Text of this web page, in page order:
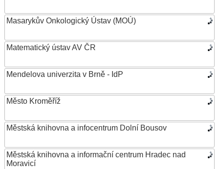
Masarykův Onkologický Ústav (MOÚ)
Matematický ústav AV ČR
Mendelova univerzita v Brně - IdP
Město Kroměříž
Městská knihovna a infocentrum Dolní Bousov
Městská knihovna a informační centrum Hradec nad
Moravicí